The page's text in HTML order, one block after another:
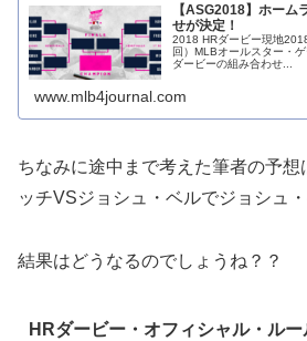
【ASG2018】ホーム
せが決定！
2018 HRダービー現地
回）MLBオールスター・
ダービーの組み合わせ...
www.mlb4journal.com
ちなみに途中まで考えた筆者の予想
ッチVSジョシュ・ベルでジョシュ・
結果はどうなるのでしょうね？？
HRダービー・オフィシャル・ルー